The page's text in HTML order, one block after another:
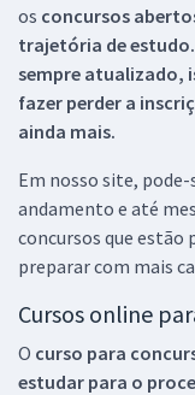
os concursos
trajetória de
sempre atualizado,
fazer perder a
ainda mais.
Em nosso site,
andamento e até
concursos que estão
preparar com mais
Cursos online
O curso para
estudar para o